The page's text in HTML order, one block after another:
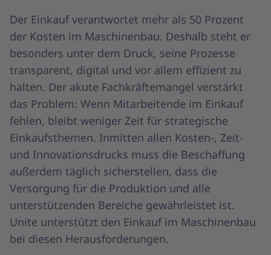
Der Einkauf verantwortet mehr als 50 Prozent
der Kosten im Maschinenbau. Deshalb steht er
besonders unter dem Druck, seine Prozesse
transparent, digital und vor allem effizient zu
halten. Der akute Fachkräftemangel verstärkt
das Problem: Wenn Mitarbeitende im Einkauf
fehlen, bleibt weniger Zeit für strategische
Einkaufsthemen. Inmitten allen Kosten-, Zeit-
und Innovationsdrucks muss die Beschaffung
außerdem täglich sicherstellen, dass die
Versorgung für die Produktion und alle
unterstützenden Bereiche gewährleistet ist.
Unite unterstützt den Einkauf im Maschinenbau
bei diesen Herausforderungen.